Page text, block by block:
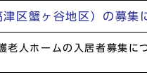
津区蟹ヶ谷地区）の募
老人ホームの入居者募集に